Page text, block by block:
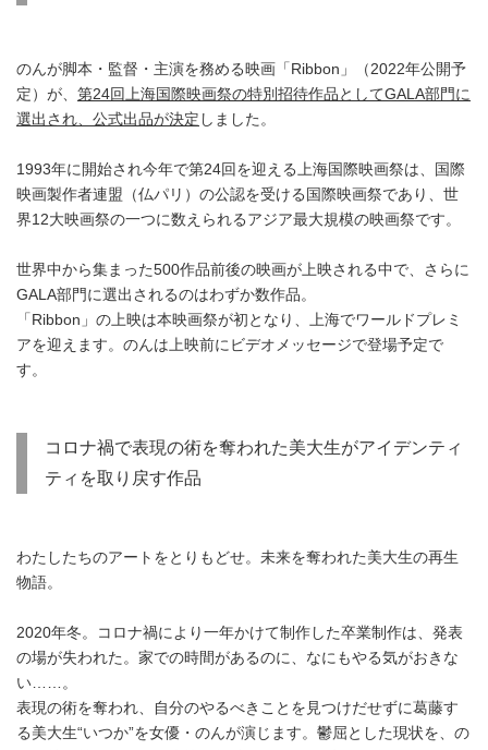
のんが脚本・監督・主演を務める映画「Ribbon」（2022年公開予
定）が、 第24回上海国際映画祭の特別招待作品としてGALA部門に
選出され、公式出品が決定 しました。
1993年に開始され今年で第24回を迎える上海国際映画祭は、国際
映画製作者連盟（仏パリ）の公認を受ける国際映画祭であり、世
界12大映画祭の一つに数えられるアジア最大規模の映画祭です。
世界中から集まった500作品前後の映画が上映される中で、さらに
GALA部門に選出されるのはわずか数作品。
「Ribbon」の上映は本映画祭が初となり、上海でワールドプレミ
アを迎えます。のんは上映前にビデオメッセージで登場予定で
す。
コロナ禍で表現の術を奪われた美大生がアイデンティ
ティを取り戻す作品
わたしたちのアートをとりもどせ。未来を奪われた美大生の再生
物語。
2020年冬。コロナ禍により一年かけて制作した卒業制作は、発表
の場が失われた。家での時間があるのに、なにもやる気がおきな
い……。
表現の術を奪われ、自分のやるべきことを見つけだせずに葛藤す
る美大生“いつか”を女優・のんが演じます。鬱屈とした現状を、の